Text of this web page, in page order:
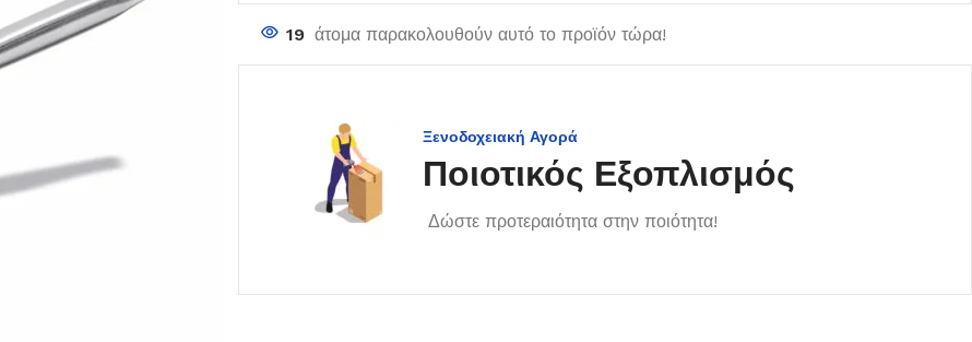
19 άτομα παρακολουθούν αυτό το προϊόν τώρα!
Ξενοδοχειακή Αγορά
Ποιοτικός Εξοπλισμός
Δώστε προτεραιότητα στην ποιότητα!